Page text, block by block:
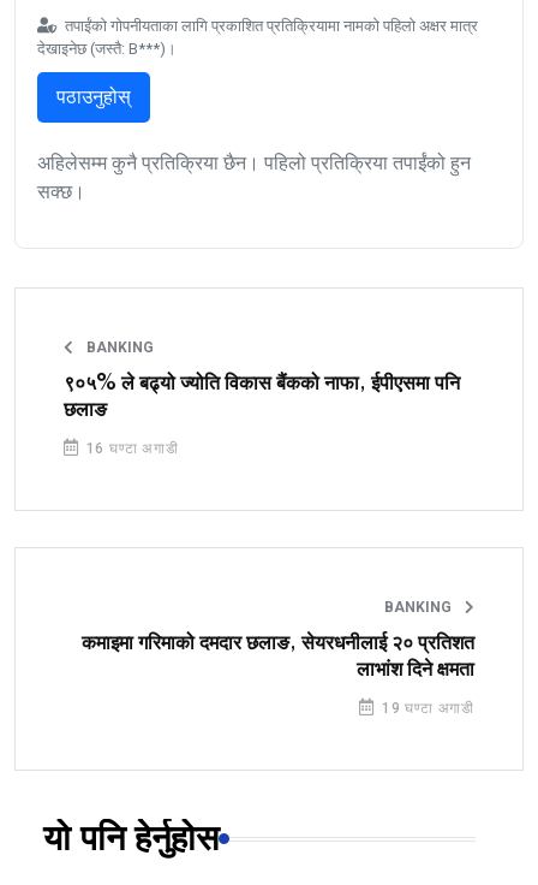
तपाईंको गोपनीयताका लागि प्रकाशित प्रतिक्रियामा नामको पहिलो अक्षर मात्र
देखाइनेछ (जस्तै: B***)।
पठाउनुहोस्
अहिलेसम्म कुनै प्रतिक्रिया छैन। पहिलो प्रतिक्रिया तपाईंको हुन
सक्छ।
BANKING
९०५% ले बढ्यो ज्योति विकास बैंकको नाफा, ईपीएसमा पनि
छलाङ
16 घण्टा अगाडी
BANKING
कमाइमा गरिमाको दमदार छलाङ, सेयरधनीलाई २० प्रतिशत
लाभांश दिने क्षमता
19 घण्टा अगाडी
यो पनि हेर्नुहोस